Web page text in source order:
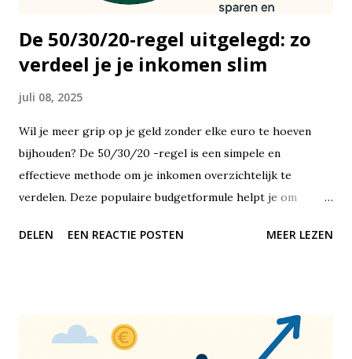
De 50/30/20-regel uitgelegd: zo
verdeel je je inkomen slim
juli 08, 2025
Wil je meer grip op je geld zonder elke euro te hoeven
bijhouden? De 50/30/20 -regel is een simpele en
effectieve methode om je inkomen overzichtelijk te
verdelen. Deze populaire budgetformule helpt je om
te ontzeggen of met ingewikkelde spreadsheets hoeft te
in drie duidelijke categorieën: 50% gaat naar vaste lasten
en noodzakelijke uitgaven, 30% naar persoonlijke uitgaven
DELEN EEN REACTIE POSTEN MEER LEZEN